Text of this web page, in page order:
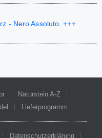
- Nero Assoluto. +++
Naturstein A-Z
Lieferprogramm
Datenschutzerklärung